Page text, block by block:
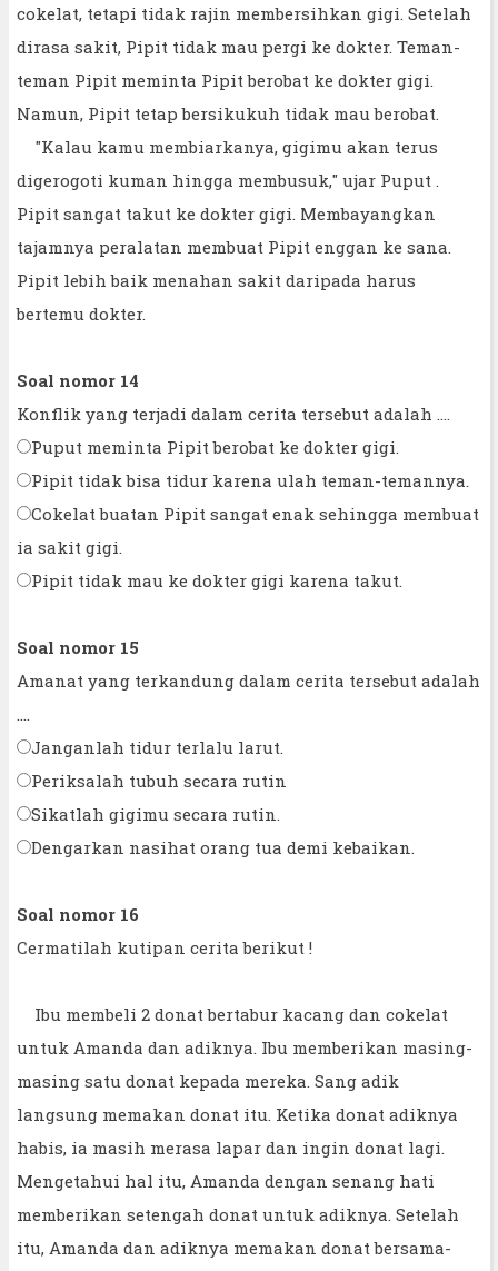
cokelat, tetapi tidak rajin membersihkan gigi. Setelah
dirasa sakit, Pipit tidak mau pergi ke dokter. Teman-
teman Pipit meminta Pipit berobat ke dokter gigi.
Namun, Pipit tetap bersikukuh tidak mau berobat.
"Kalau kamu membiarkanya, gigimu akan terus
digerogoti kuman hingga membusuk," ujar Puput .
Pipit sangat takut ke dokter gigi. Membayangkan
tajamnya peralatan membuat Pipit enggan ke sana.
Pipit lebih baik menahan sakit daripada harus
bertemu dokter.
Soal nomor 14
Konflik yang terjadi dalam cerita tersebut adalah ....
Puput meminta Pipit berobat ke dokter gigi.
Pipit tidak bisa tidur karena ulah teman-temannya.
Cokelat buatan Pipit sangat enak sehingga membuat
ia sakit gigi.
Pipit tidak mau ke dokter gigi karena takut.
Soal nomor 15
Amanat yang terkandung dalam cerita tersebut adalah
Janganlah tidur terlalu larut.
Periksalah tubuh secara rutin
Sikatlah gigimu secara rutin.
Dengarkan nasihat orang tua demi kebaikan.
Soal nomor 16
Cermatilah kutipan cerita berikut !
Ibu membeli 2 donat bertabur kacang dan cokelat
untuk Amanda dan adiknya. Ibu memberikan masing-
masing satu donat kepada mereka. Sang adik
langsung memakan donat itu. Ketika donat adiknya
habis, ia masih merasa lapar dan ingin donat lagi.
Mengetahui hal itu, Amanda dengan senang hati
memberikan setengah donat untuk adiknya. Setelah
itu, Amanda dan adiknya memakan donat bersama-